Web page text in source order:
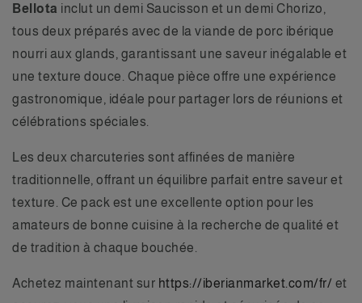
Bellota inclut un demi Saucisson et un demi Chorizo,
tous deux préparés avec de la viande de porc ibérique
nourri aux glands, garantissant une saveur inégalable et
une texture douce. Chaque pièce offre une expérience
gastronomique, idéale pour partager lors de réunions et
célébrations spéciales.
Les deux charcuteries sont affinées de manière
traditionnelle, offrant un équilibre parfait entre saveur et
texture. Ce pack est une excellente option pour les
amateurs de bonne cuisine à la recherche de qualité et
de tradition à chaque bouchée.
Achetez maintenant sur https://iberianmarket.com/fr/ et